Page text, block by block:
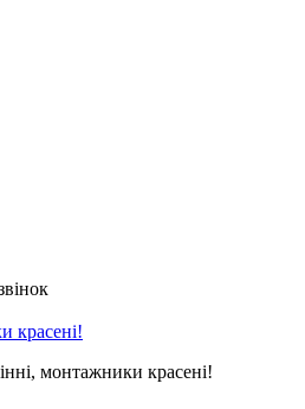
красені!
монтажники красені!